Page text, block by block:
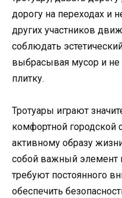
дорогу на переходах и
других участников
соблюдать
выбрасывая мусор и
плитку.
Тротуары играют
комфортной городской
активному образу
собой важный элемент
требуют постоянного
обеспечить